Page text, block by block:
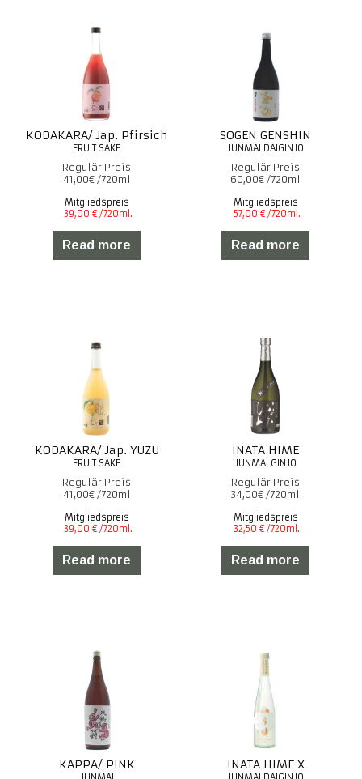
KODAKARA/ Jap. Pfirsich
41,00€
Mitgliedspreis
Read more
SOGEN GENSHIN
60,00€
Mitgliedspreis
Read more
KODAKARA/ Jap. YUZU
41,00€
Mitgliedspreis
Read more
INATA HIME
34,00€
Mitgliedspreis
Read more
KAPPA/ PINK INATA HIME X